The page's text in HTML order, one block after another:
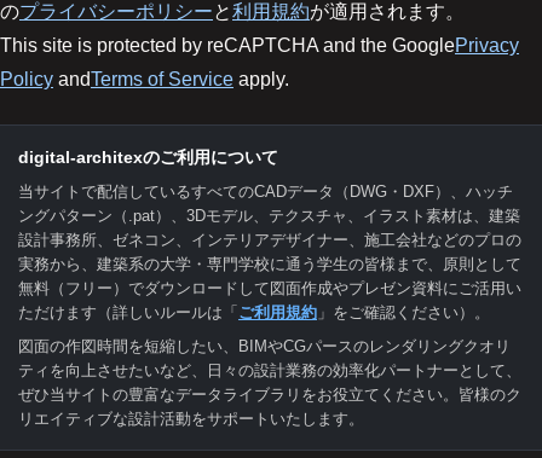
のプライバシーポリシーと利用規約が適用されます。
This site is protected by reCAPTCHA and the GooglePrivacy
Policy andTerms of Service apply.
digital-architexのご利用について
当サイトで配信しているすべてのCADデータ（DWG・DXF）、ハッチ
ングパターン（.pat）、3Dモデル、テクスチャ、イラスト素材は、建築
設計事務所、ゼネコン、インテリアデザイナー、施工会社などのプロの
実務から、建築系の大学・専門学校に通う学生の皆様まで、原則として
無料（フリー）でダウンロードして図面作成やプレゼン資料にご活用い
ただけます（詳しいルールは「ご利用規約 」をご確認ください）。
図面の作図時間を短縮したい、BIMやCGパースのレンダリングクオリ
ティを向上させたいなど、日々の設計業務の効率化パートナーとして、
ぜひ当サイトの豊富なデータライブラリをお役立てください。皆様のク
リエイティブな設計活動をサポートいたします。